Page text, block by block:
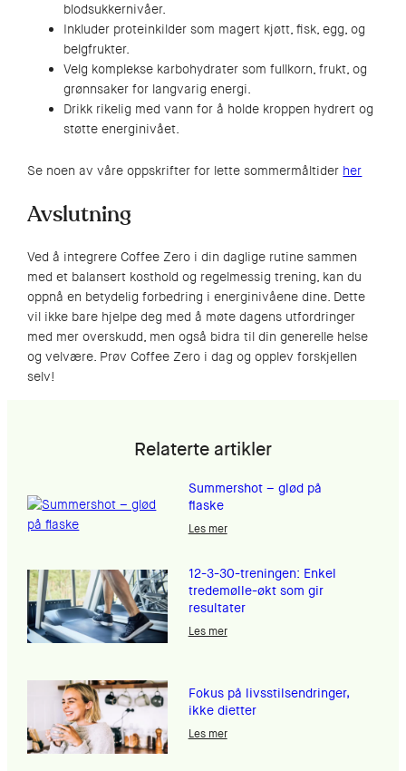
blodsukkernivåer.
Inkluder proteinkilder som magert kjøtt, fisk, egg, og
belgfrukter.
Velg komplekse karbohydrater som fullkorn, frukt, og
grønnsaker for langvarig energi.
Drikk rikelig med vann for å holde kroppen hydrert og
støtte energinivået.
Se noen av våre oppskrifter for lette sommermåltider her
Avslutning
Ved å integrere Coffee Zero i din daglige rutine sammen
med et balansert kosthold og regelmessig trening, kan du
oppnå en betydelig forbedring i energinivåene dine. Dette
vil ikke bare hjelpe deg med å møte dagens utfordringer
med mer overskudd, men også bidra til din generelle helse
og velvære. Prøv Coffee Zero i dag og opplev forskjellen
selv!
Relaterte artikler
Summershot – glød på
flaske
Les mer
12-3-30-treningen: Enkel
tredemølle-økt som gir
resultater
Les mer
Fokus på livsstilsendringer,
ikke dietter
Les mer